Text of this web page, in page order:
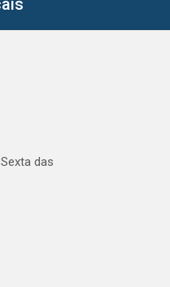
das